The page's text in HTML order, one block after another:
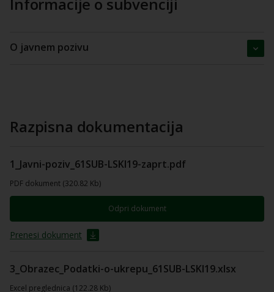
O javnem pozivu
Razpisna dokumentacija
1_Javni-poziv_61SUB-LSKI19-zaprt.pdf
PDF dokument (320.82 Kb)
Odpri dokument
Prenesi dokument
3_Obrazec_Podatki-o-ukrepu_61SUB-LSKI19.xlsx
Excel preglednica (122.28 Kb)